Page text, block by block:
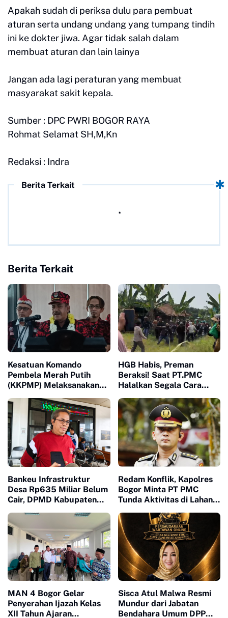
Apakah sudah di periksa dulu para pembuat
aturan serta undang undang yang tumpang tindih
ini ke dokter jiwa. Agar tidak salah dalam
membuat aturan dan lain lainya
Jangan ada lagi peraturan yang membuat
masyarakat sakit kepala.
Sumber : DPC PWRI BOGOR RAYA
Rohmat Selamat SH,M,Kn
Redaksi : Indra
Berita Terkait
Berita Terkait
Kesatuan Komando
Pembela Merah Putih
(KKPMP) Melaksanakan
HGB Habis, Preman
Beraksi! Saat PT.PMC
Halalkan Segala Cara
Depan Penguasa yang
Bungkam
Bankeu Infrastruktur
Desa Rp635 Miliar Belum
Cair, DPMD Kabupaten
Segera Ajukan
Permohonan
Redam Konflik, Kapolres
Bogor Minta PT PMC
Tunda Aktivitas di Lahan
MAN 4 Bogor Gelar
Penyerahan Ijazah Kelas
XII Tahun Ajaran
Sisca Atul Malwa Resmi
Mundur dari Jabatan
Bendahara Umum DPP